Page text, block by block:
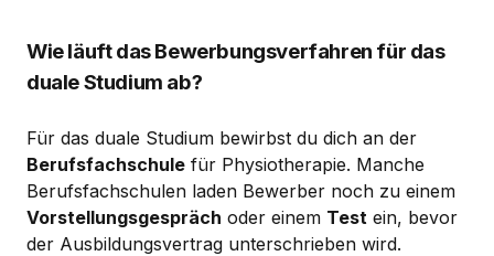
Wie läuft das Bewerbungsverfahren für das
duale Studium ab?
Für das duale Studium bewirbst du dich an der
Berufsfachschule für Physiotherapie. Manche
Berufsfachschulen laden Bewerber noch zu einem
Vorstellungsgespräch oder einem Test ein, bevor
der Ausbildungsvertrag unterschrieben wird.